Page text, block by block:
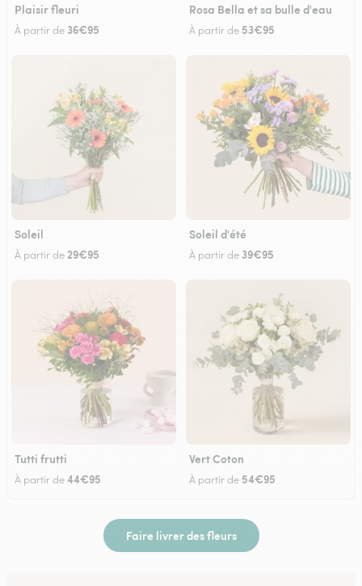
Plaisir fleuri
À partir de 36€95
Rosa Bella et sa bulle d'eau
À partir de 53€95
Soleil
À partir de29€95
Soleil d'été
À partir de 39€95
Tutti frutti
À partir de44€95
Vert Coton
À partir de 54€95
Faire livrer des fleurs